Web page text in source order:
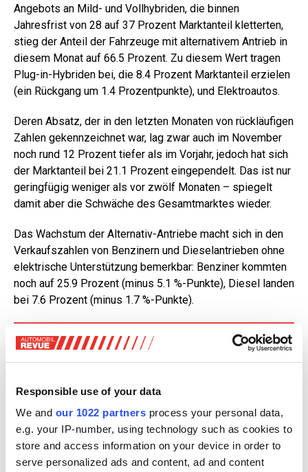
Responsible use of your data
We and our 1022 partners process your personal data,
e.g. your IP-number, using technology such as cookies to
store and access information on your device in order to
serve personalized ads and content, ad and content
Angebots an Mild- und Vollhybriden, die binnen
Jahresfrist von 28 auf 37 Prozent Marktanteil kletterten,
stieg der Anteil der Fahrzeuge mit alternativem Antrieb in
diesem Monat auf 66.5 Prozent. Zu diesem Wert tragen
Plug-in-Hybriden bei, die 8.4 Prozent Marktanteil erzielen
(ein Rückgang um 1.4 Prozentpunkte), und Elektroautos.
Deren Absatz, der in den letzten Monaten von rückläufigen
Zahlen gekennzeichnet war, lag zwar auch im November
noch rund 12 Prozent tiefer als im Vorjahr, jedoch hat sich
der Marktanteil bei 21.1 Prozent eingependelt. Das ist nur
geringfügig weniger als vor zwölf Monaten – spiegelt
damit aber die Schwäche des Gesamtmarktes wieder.
Das Wachstum der Alternativ-Antriebe macht sich in den
Verkaufszahlen von Benzinern und Dieselantrieben ohne
elektrische Unterstützung bemerkbar: Benziner kommten
noch auf 25.9 Prozent (minus 5.1 %-Punkte), Diesel landen
bei 7.6 Prozent (minus 1.7 %-Punkte).
und Liechtenstein
Automobilwirtschaft als drittgrösste Importbranche der
Schweiz», zieht Auto-Schweiz-Direktor Thomas Rücker
ein erstes Jahresfazit. «Die steigende Kostenbelastung
der Konsumentinnen und Konsumenten sowie Krisenherde
in aller Welt und wirtschaftliche Risiken führen dazu, dass